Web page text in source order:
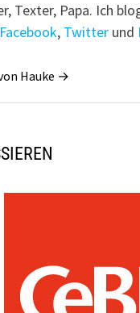
Texter, Papa. Ich
Facebook, Twitter und
Hauke →